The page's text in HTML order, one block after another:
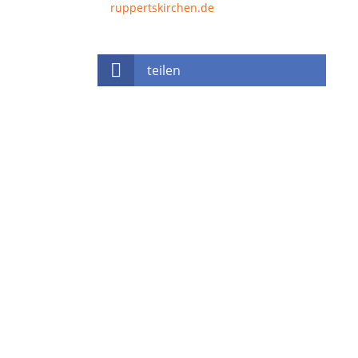
ruppertskirchen.de
teilen